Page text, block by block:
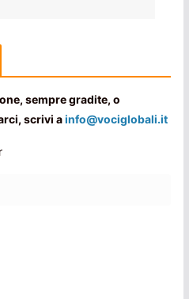
sempre gradite, o
scrivi ainfo@vociglobali.it